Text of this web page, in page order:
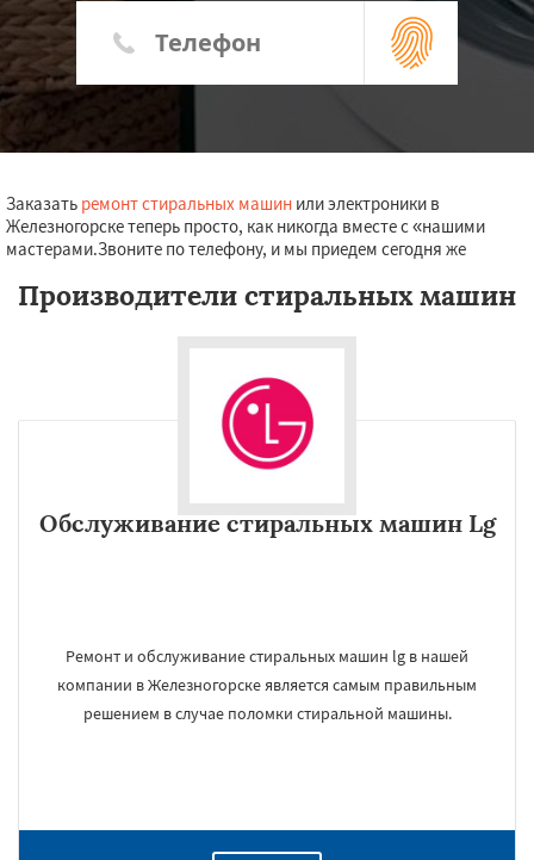
Заказать ремонт стиральных машин или электроники в
Железногорске теперь просто, как никогда вместе с «нашими
мастерами.Звоните по телефону, и мы приедем сегодня же
Производители стиральных машин
Обслуживание стиральных машин Lg
Ремонт и обслуживание стиральных машин lg в нашей
компании в Железногорске является самым правильным
решением в случае поломки стиральной машины.